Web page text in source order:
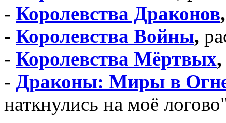
- Королевства Драконов,
- Королевства Войны,
- Королевства Мёртвых,
- Драконы: Миры в
наткнулись на моё